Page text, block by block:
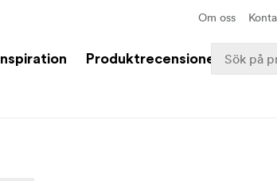
Om oss
Inspiration Produktrecensioner